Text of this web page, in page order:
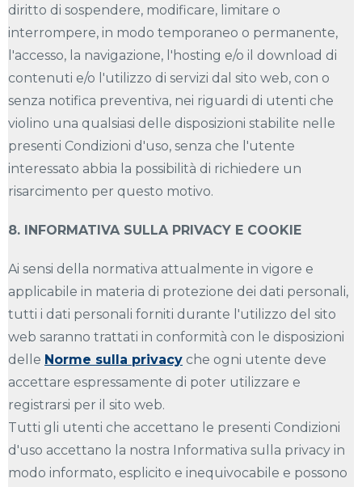
diritto di sospendere, modificare, limitare o
interrompere, in modo temporaneo o permanente,
l'accesso, la navigazione, l'hosting e/o il download di
contenuti e/o l'utilizzo di servizi dal sito web, con o
senza notifica preventiva, nei riguardi di utenti che
violino una qualsiasi delle disposizioni stabilite nelle
presenti Condizioni d'uso, senza che l'utente
interessato abbia la possibilità di richiedere un
risarcimento per questo motivo.
8. INFORMATIVA SULLA PRIVACY E COOKIE
Ai sensi della normativa attualmente in vigore e
applicabile in materia di protezione dei dati personali,
tutti i dati personali forniti durante l'utilizzo del sito
web saranno trattati in conformità con le disposizioni
delle Norme sulla privacy che ogni utente deve
accettare espressamente di poter utilizzare e
registrarsi per il sito web.
Tutti gli utenti che accettano le presenti Condizioni
d'uso accettano la nostra Informativa sulla privacy in
modo informato, esplicito e inequivocabile e possono